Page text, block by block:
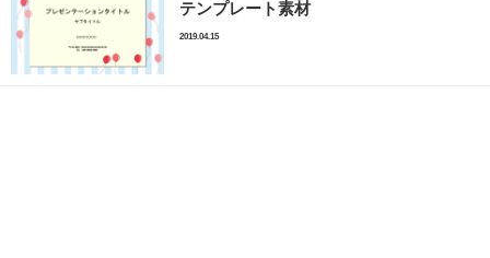
テンプレート素材
2019.04.15